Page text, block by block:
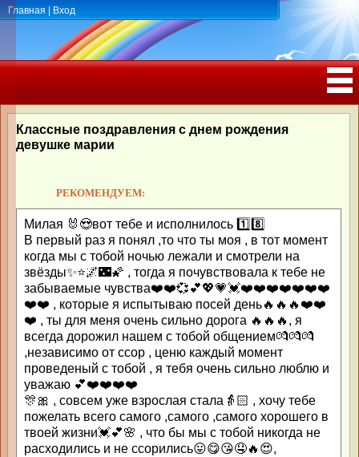
Главная Вход
РОЖДЕНИЯ, ЮБИЛЕЕМ
Классные поздравления с днем рождения
девушке марии
РЕКОМЕНДУЕМ:
Милая 🐰😍вот тебе и исполнилось 1️⃣8️⃣
В первый раз я понял ,то что ты моя , в тот момент
когда мы с тобой ночью лежали и смотрели на
звёзды✨⭐️🌌🌃🌠 , тогда я почувствовала к тебе не
забываемые чувства❤️❤️💞💕💖💗💓❤️❤️❤️❤️❤️❤️❤️
❤️❤️ , которые я испытываю посей день🔥🔥🔥❤️❤️
❤️ , ты для меня очень сильно дорога 🔥🔥🔥, я
всегда дорожил нашем с тобой общением💏💏💏
,независимо от ссор , ценю каждый момент
проведеный с тобой , я тебя очень сильно люблю и
уважаю 💕❤️❤️❤️❤️
🎊🎀 , совсем уже взрослая стала👵🏻 , хочу тебе
пожелать всего самого ,самого ,самого хорошего в
твоей жизни💓💕🌸 , что бы мы с тобой никогда не
расходились и не ссорились😛😋😘🤤🔥😍,